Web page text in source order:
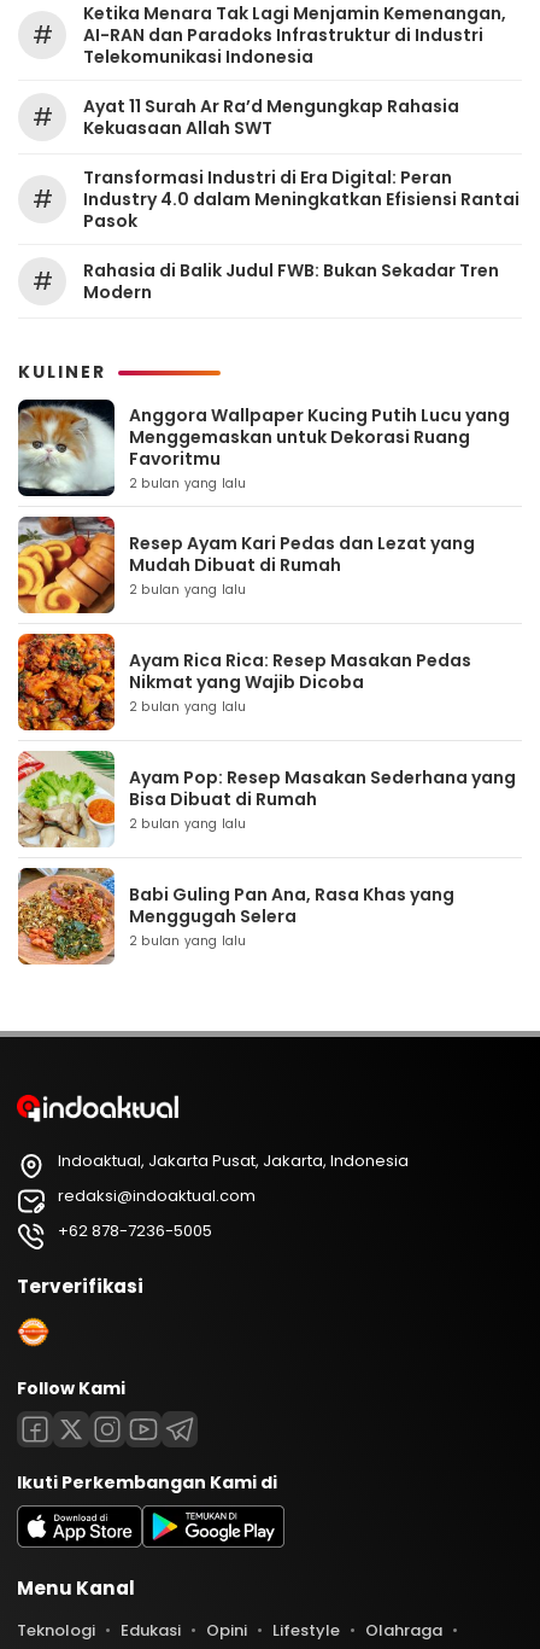
#
Ketika Menara Tak Lagi Menjamin Kemenangan,
AI-RAN dan Paradoks Infrastruktur di Industri
Telekomunikasi Indonesia
#
Ayat 11 Surah Ar Ra’d Mengungkap Rahasia
Kekuasaan Allah SWT
#
Transformasi Industri di Era Digital: Peran
Industry 4.0 dalam Meningkatkan Efisiensi Rantai
Pasok
#
Rahasia di Balik Judul FWB: Bukan Sekadar Tren
Modern
KULINER
Anggora Wallpaper Kucing Putih Lucu yang
Menggemaskan untuk Dekorasi Ruang
Favoritmu
2 bulan yang lalu
Resep Ayam Kari Pedas dan Lezat yang
Mudah Dibuat di Rumah
2 bulan yang lalu
Ayam Rica Rica: Resep Masakan Pedas
Nikmat yang Wajib Dicoba
2 bulan yang lalu
Ayam Pop: Resep Masakan Sederhana yang
Bisa Dibuat di Rumah
2 bulan yang lalu
Babi Guling Pan Ana, Rasa Khas yang
Menggugah Selera
2 bulan yang lalu
Indoaktual, Jakarta Pusat, Jakarta, Indonesia
redaksi@indoaktual.com
+62 878-7236-5005
Terverifikasi
Follow Kami
Ikuti Perkembangan Kami di
Menu Kanal
Teknologi Edukasi Opini Lifestyle
Olahraga